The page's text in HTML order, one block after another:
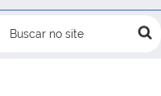
Buscar no site